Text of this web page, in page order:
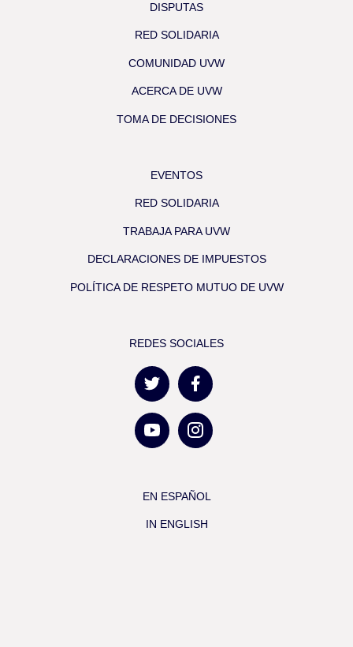
DISPUTAS
RED SOLIDARIA
COMUNIDAD UVW
ACERCA DE UVW
TOMA DE DECISIONES
EVENTOS
RED SOLIDARIA
TRABAJA PARA UVW
DECLARACIONES DE IMPUESTOS
POLÍTICA DE RESPETO MUTUO DE UVW
REDES SOCIALES
EN ESPAÑOL
IN ENGLISH